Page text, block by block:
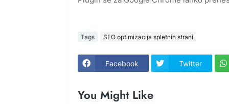
Tags SEO optimizacija spletnih strani
Facebook Twitter
You Might Like